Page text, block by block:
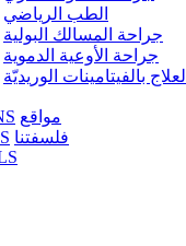
الطب الرياضي
جراحة المسالك البولية
جراحة الأوعية الدموية
العلاج بالفيتامينات الوريديّة
مواقع
فلسفتنا